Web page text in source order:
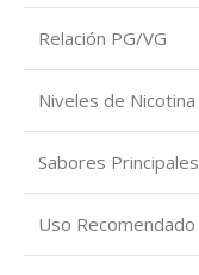
Relación PG/VG
Niveles de Nicotina
Sabores Principales
Uso Recomendado